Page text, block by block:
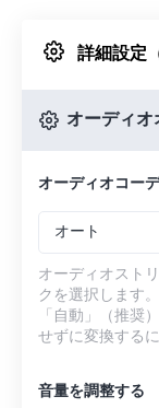
詳細設定
オーディ
オーディオコー
オート
オーディオスト
クを選択します
「自動」（推奨
せずに変換する
音量を調整する